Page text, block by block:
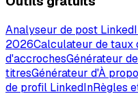
Analyseur de post
2026Calculateur de taux
d'accrochesGénérateur
titresGénérateur d'À
de profil LinkedInRègles